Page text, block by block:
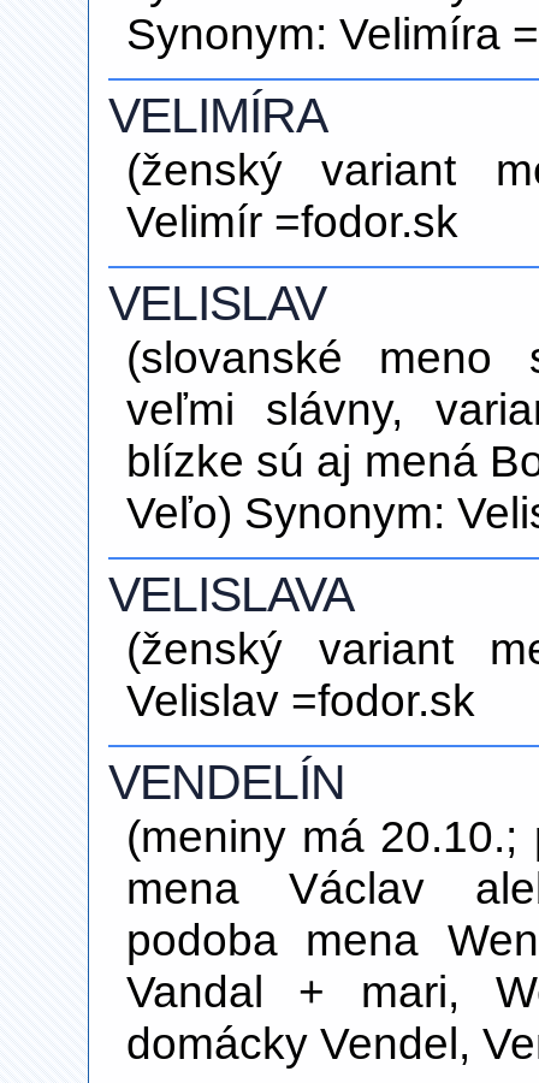
Synonym: Velimíra
VELIMÍRA
(ženský variant
Velimír =fodor.sk
VELISLAV
(slovanské meno
veľmi slávny,
blízke sú aj mená
Veľo) Synonym:
VELISLAVA
(ženský variant
Velislav =fodor.sk
VENDELÍN
(meniny má
mena Václav
podoba mena
Vandal + mari,
domácky Vendel,